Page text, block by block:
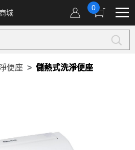
城
0
便座 儲熱式洗淨便座